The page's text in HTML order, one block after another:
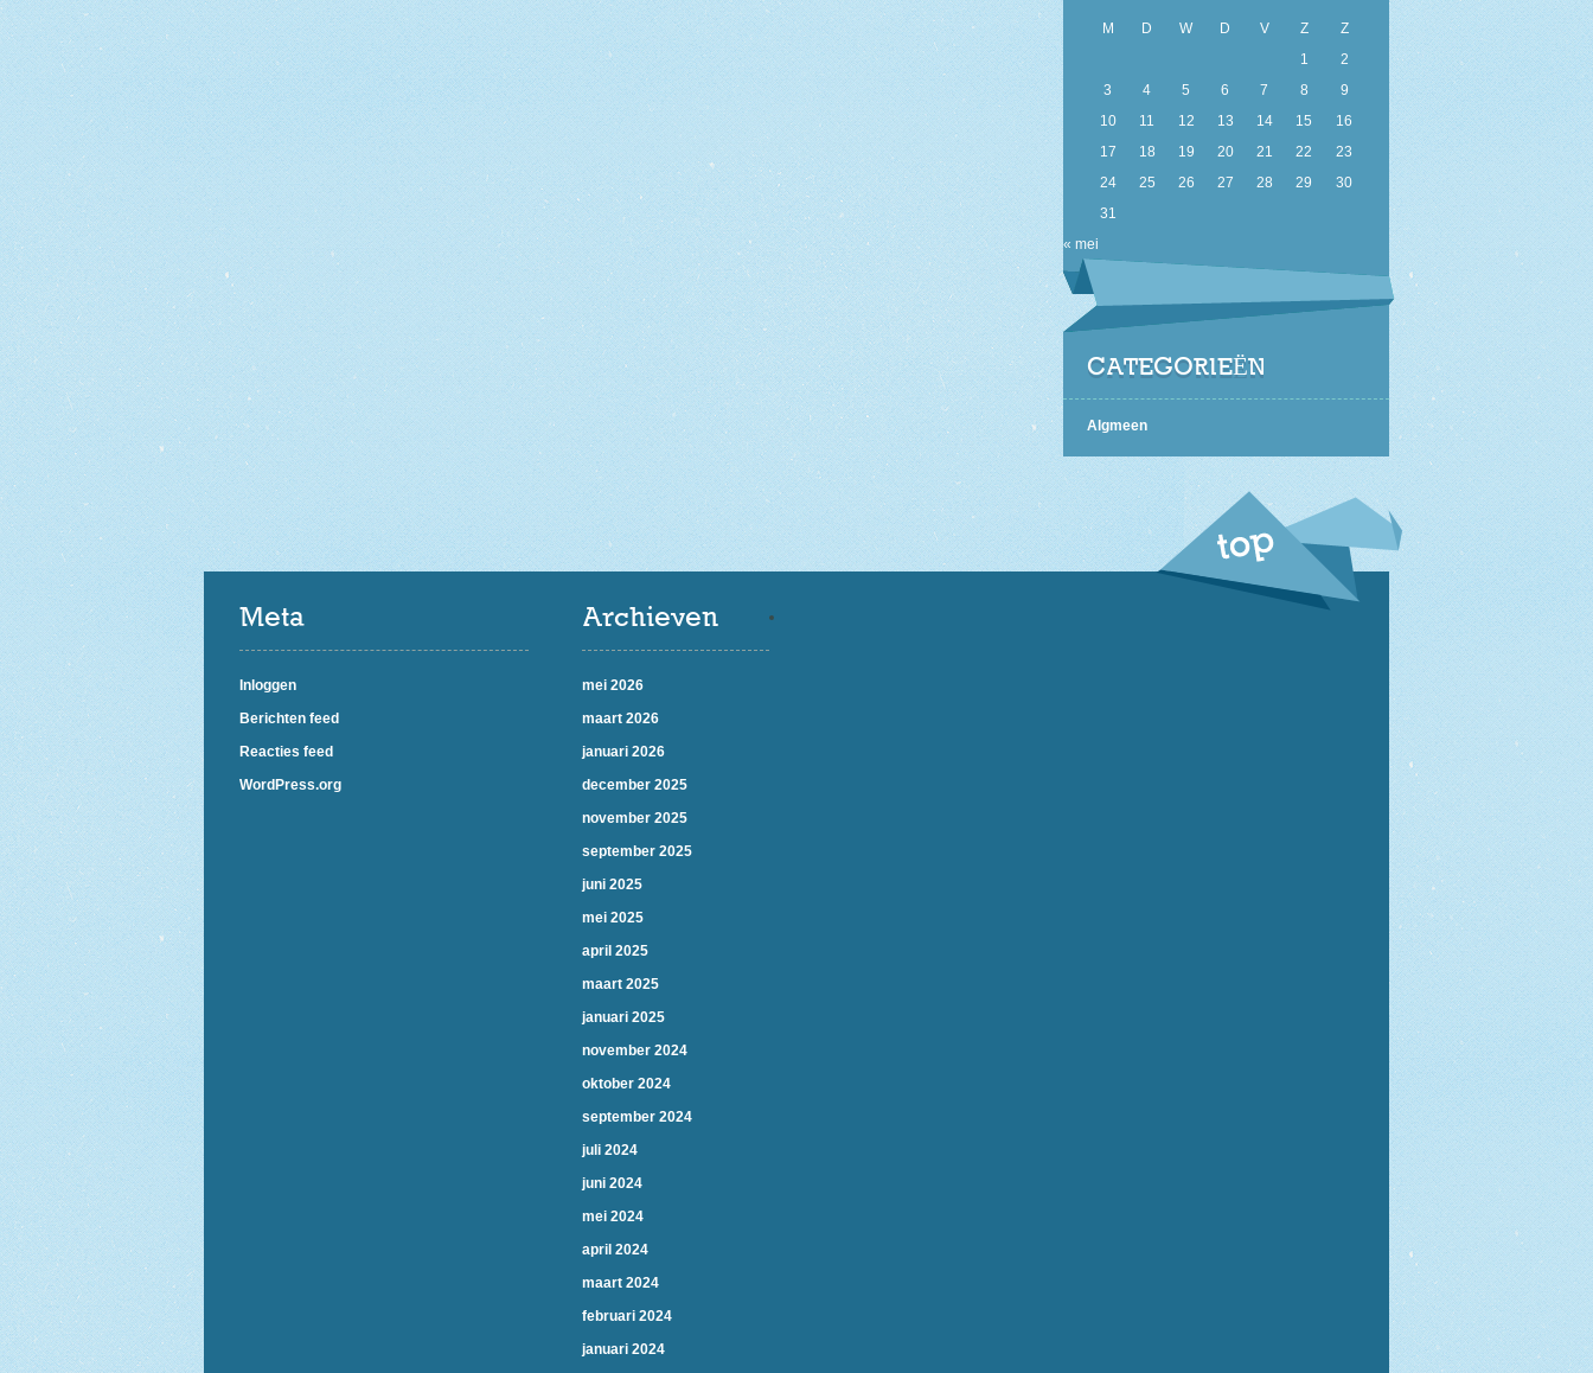
M D W D V Z
Z
1
2
3
4 5 6 7 8
9
10
11 12 13 14 15
16
17
18 19 20 21 22
23
24
25 26 27 28 29
30
31
« mei
CATEGORIEËN
Algmeen
Meta
Inloggen
Berichten feed
Reacties feed
WordPress.org
Archieven
mei 2026
maart 2026
januari 2026
december 2025
november 2025
september 2025
juni 2025
mei 2025
april 2025
maart 2025
januari 2025
november 2024
oktober 2024
september 2024
juli 2024
juni 2024
mei 2024
april 2024
maart 2024
februari 2024
januari 2024